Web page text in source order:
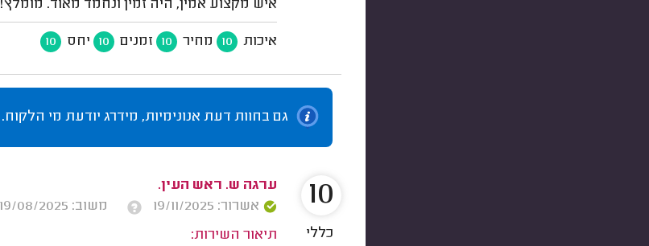
איש מקצוע אמין, היה זמין ונחמד מאוד. מומלץ!
איכות 10 מחיר 10 זמנים 10 יחס 10
גם בחוות דעת אנונימיות, מידרג יודעת מי הלקוח.
ערגה ש. ראש העין.
אשרור: 19/11/2025
משוב: 19/08/2025
תיאור השירות:
10
כללי